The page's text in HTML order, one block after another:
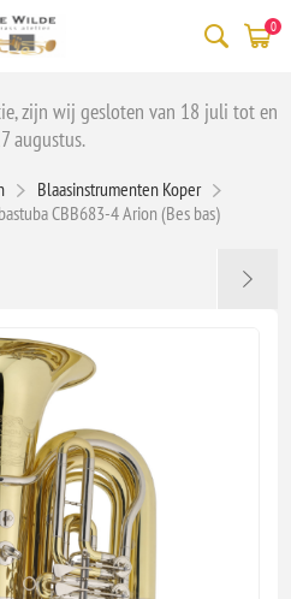
0
zijn wij gesloten van 18 juli tot en
augustus.
Blaasinstrumenten Koper
CBB683-4 Arion (Bes bas)